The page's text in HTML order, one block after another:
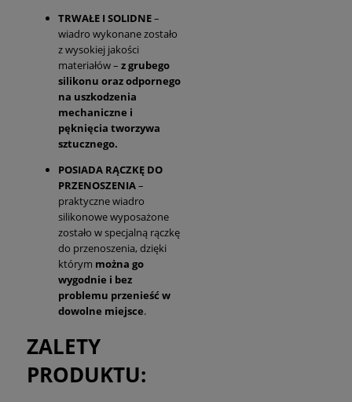
TRWAŁE I SOLIDNE–
wiadro wykonane zostało
z wysokiej jakości
materiałów – z grubego
silikonu oraz odpornego
na uszkodzenia
mechaniczne i
pęknięcia tworzywa
sztucznego.
POSIADA RĄCZKĘ DO
PRZENOSZENIA–
praktyczne wiadro
silikonowe wyposażone
zostało w specjalną rączkę
do przenoszenia, dzięki
którym można go
wygodnie i bez
problemu przenieść w
dowolne miejsce.
ZALETY
PRODUKTU: